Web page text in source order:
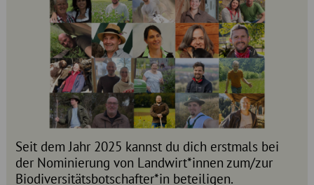
Seit dem Jahr 2025 kannst du dich erstmals bei
der Nominierung von Landwirt*innen zum/zur
Biodiversitätsbotschafter*in beteiligen.